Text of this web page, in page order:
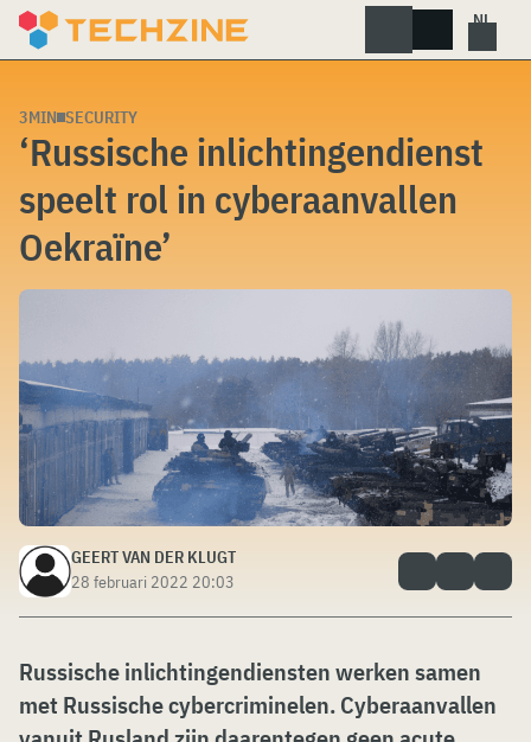
Skip
3MIN SECURITY
‘Russische inlichtingendienst
speelt rol in cyberaanvallen
Oekraïne’
GEERT VAN DER KLUGT
28 februari 2022 20:03
Russische inlichtingendiensten werken samen
met Russische cybercriminelen. Cyberaanvallen